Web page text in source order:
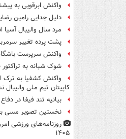
واکنش ابرقویی به
دلیل جدایی رامین
مرد سال والیبال
پشت پرده تغییر
واکنش سرپرست
شوک شبانه به تراکتور
واکنش کشفیا به ترک
کاپیتان تیم ملی والیبال
بیانیه تند فیفا در
نخستین تصویر مسی
۱۴۰۵